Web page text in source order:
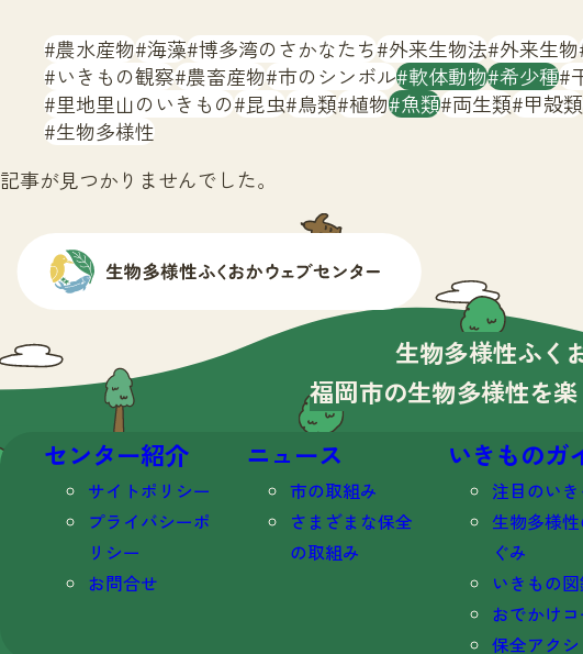
農水産物 海藻 博多湾のさかなたち 外来生物法 外来生物
いきもの観察 農畜産物 市のシンボル 軟体動物 希少種
里地里山のいきもの 昆虫 鳥類 植物 魚類 両生類 甲殻類
生物多様性
記事が見つかりませんでした。
生物多様性ふく
福岡市の生物多様性を
センター紹介
サイトポリシー
プライバシーポ
リシー
お問合せ
ニュース
市の取組み
さまざまな保全
の取組み
いきものガ
注目のい
生物多様
ぐみ
いきもの
おでかけ
保全アク